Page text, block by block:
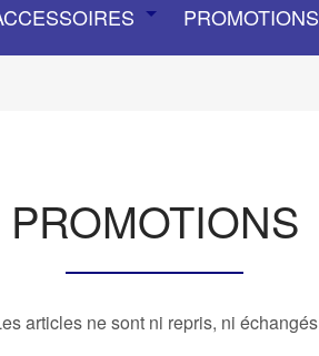
PROMOTIONS
PROMOTIONS
articles ne sont ni repris, ni échangés